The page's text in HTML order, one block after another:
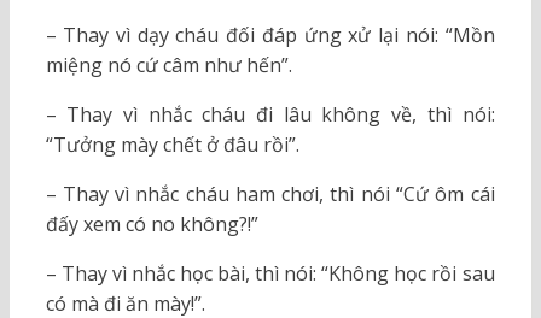
– Thay vì dạy cháu đối đáp ứng xử lại nói: “Mồn
miệng nó cứ câm như hến”.
– Thay vì nhắc cháu đi lâu không về, thì nói:
“Tưởng mày chết ở đâu rồi”.
– Thay vì nhắc cháu ham chơi, thì nói “Cứ ôm cái
đấy xem có no không?!”
– Thay vì nhắc học bài, thì nói: “Không học rồi sau
có mà đi ăn mày!”.